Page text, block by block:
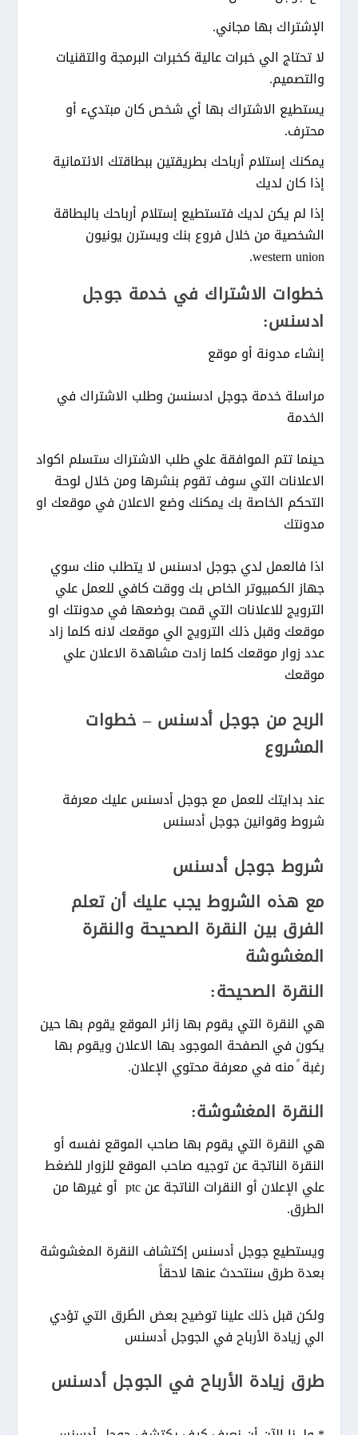
الإشتراك بها مجاني.
لا تحتاج الي خبرات عالية كخبرات البرمجة والتقنيات
والتصميم.
يستطيع الاشتراك بها أي شخص كان مبتديء أو
محترف.
يمكنك إستلام أرباحك بطريقتين ببطاقتك الائتمانية
إذا كان لديك
إذا لم يكن لديك فتستطيع إستلام أرباحك بالبطاقة
الشخصية من خلال فروع بنك ويسترن يونيون
western union.
خطوات الاشتراك في خدمة جوجل
ادسنس:
إنشاء مدونة أو موقع
مراسلة خدمة جوجل ادسنسن وطلب الاشتراك في
الخدمة
حينما تتم الموافقة علي طلب الاشتراك ستسلم اكواد
الاعلانات التي سوف تقوم بنشرها ومن خلال لوحة
التحكم الخاصة بك يمكنك وضع الاعلان في موقعك او
مدونتك
اذا فالعمل لدي جوجل ادسنس لا يتطلب منك سوي
جهاز الكمبيوتر الخاص بك ووقت كافي للعمل علي
الترويج للاعلانات التي قمت بوضعها في مدونتك او
موقعك وقبل ذلك الترويج الي موقعك لانه كلما زاد
عدد زوار موقعك كلما زادت مشاهدة الاعلان علي
موقعك
الربح من جوجل أدسنس – خطوات
المشروع
عند بدايتك للعمل مع جوجل أدسنس عليك معرفة
شروط وقوانين جوجل أدسنس
شروط جوجل أدسنس
مع هذه الشروط يجب عليك أن تعلم
الفرق بين النقرة الصحيحة والنقرة
المغشوشة
النقرة الصحيحة:
هي النقرة التي يقوم بها زائر الموقع يقوم بها حين
يكون في الصفحة الموجود بها الاعلان ويقوم بها
رغبة ً منه في معرفة محتوي الإعلان.
النقرة المغشوشة:
هي النقرة التي يقوم بها صاحب الموقع نفسه أو
النقرة الناتجة عن توجيه صاحب الموقع للزوار للضغط
علي الإعلان أو النقرات الناتجة عن ptc أو غيرها من
الطرق.
ويستطيع جوجل أدسنس إكتشاف النقرة المغشوشة
بعدة طرق سنتحدث عنها لاحقاً
ولكن قبل ذلك علينا توضيح بعض الطُرق التي تؤدي
الي زيادة الأرباح في الجوجل أدسنس
طرق زيادة الأرباح في الجوجل أدسنس